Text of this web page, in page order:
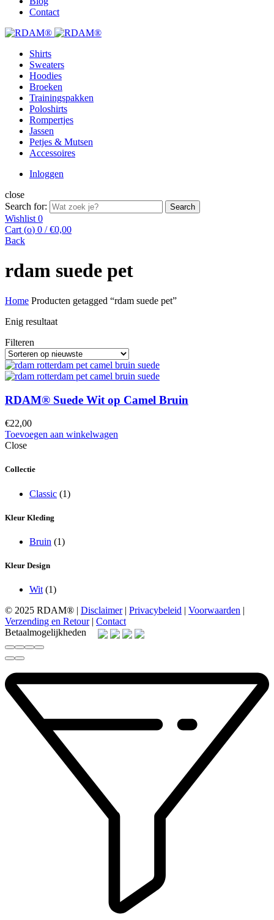
Contact
Shirts
Sweaters
Hoodies
Broeken
Trainingspakken
Poloshirts
Rompertjes
Jassen
Petjes & Mutsen
Accessoires
Inloggen
close
Search for:
Search
Wishlist 0
Cart (o) 0 / €0,00
Back
rdam suede pet
Home Producten getagged “rdam suede pet”
Enig resultaat
Filteren
RDAM® Suede Wit op Camel Bruin
€22,00
Toevoegen aan winkelwagen
Close
Collectie
Classic (1)
Kleur Kleding
Bruin (1)
Kleur Design
Wit (1)
© 2025 RDAM® | Disclaimer| Privacybeleid | Voorwaarden |
Verzending en Retour| Contact
Betaalmogelijkheden